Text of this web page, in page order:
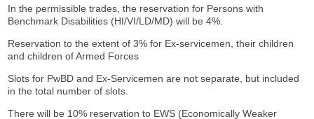
In the permissible trades, the reservation for Persons with
Benchmark Disabilities (HI/VI/LD/MD) will be 4%.
Reservation to the extent of 3% for Ex-servicemen, their children
and children of Armed Forces
Slots for PwBD and Ex-Servicemen are not separate, but included
in the total number of slots.
There will be 10% reservation to EWS (Economically Weaker